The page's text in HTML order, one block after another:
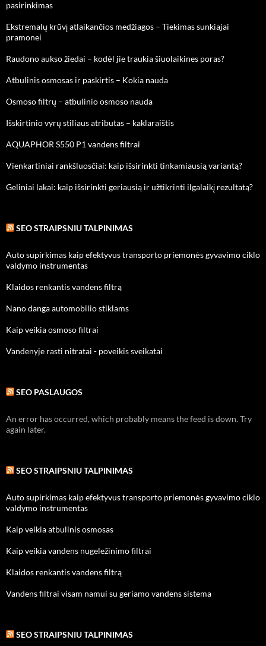
pasirinkimas
Ekstremalų krūvį atlaikančios medžiagos – Tiekimas sunkiajai
pramonei
Raudono aukso žiedai – kodėl jie traukia šiuolaikines poras?
Atbulinis osmosas ir paskirtis – Kokia nauda
Osmoso filtrų – atbulinio osmoso nauda
Išskirtinio vyrų stiliaus atributas – kaklaraištis
AQUAPHOR S550 P1 vandens filtrai
Vienkartiniai rankšluosčiai: kaip išsirinkti tinkamiausią variantą?
Geliniai lakai: kaip išsirinkti geriausią ir užtikrinti ilgalaikį rezultatą?
SEO STRAIPSNIU TALPINIMAS
Auto supirkimas kaip efektyvus transporto priemonės gyvavimo ciklo
valdymo instrumentas
Klaidos renkantis vandens filtrą
Nano danga automobilio stiklams
Kaip veikia osmoso filtrai
Vandenyje rasti nitratai - poveikis sveikatai
SEO PASLAUGOS
An error has occurred, which probably means the feed is down. Try
again later.
SEO STRAIPSNIU TALPINIMAS
Auto supirkimas kaip efektyvus transporto priemonės gyvavimo ciklo
valdymo instrumentas
Kaip veikia atbulinis osmosas
Kaip veikia vandens nugeležinimo filtrai
Klaidos renkantis vandens filtrą
Vandens filtrai visam namui su geriamo vandens sistema
SEO STRAIPSNIU TALPINIMAS